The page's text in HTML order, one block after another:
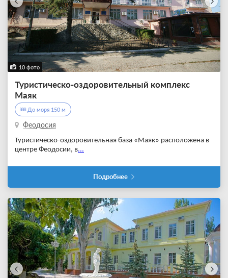
10 фото
Туристическо-оздоровительный комплекс
Маяк
До моря 150 м
Феодосия
Туристическо-оздоровительная база «Маяк» расположена в
центре Феодосии, в...
Подробнее